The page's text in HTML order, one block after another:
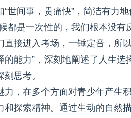
“世间事，贵痛快”，简洁有力
都是一次性的，我们根本没
直接进入考场，一锤定音，所
的能力”，深刻地阐述了人生
思考。
力，在多个方面对青少年产生
和探索精神。通过生动的自然